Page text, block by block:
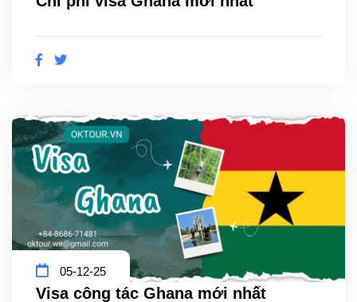
05-12-25
Visa công tác Ghana mới nhất